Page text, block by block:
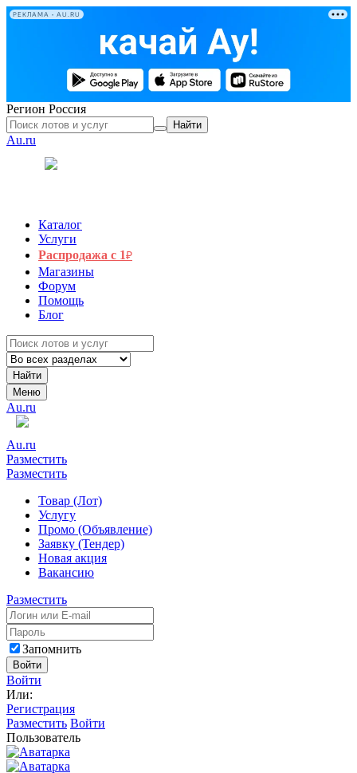
РЕКЛАМА • AU.RU
Регион Россия
Найти
Au.ru
Каталог
Услуги
Распродажа с 1₽
Магазины
Форум
Помощь
Блог
Найти
Меню
Au.ru
Au.ru
Разместить
Разместить
Товар (Лот)
Услугу
Промо (Объявление)
Заявку (Тендер)
Новая акция
Вакансию
Разместить
Запомнить
Войти
Войти
Или:
Регистрация
Разместить Войти
Пользователь